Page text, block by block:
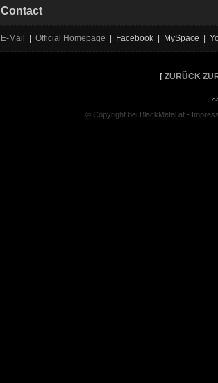
Contact
E-Mail Official Homepage | Facebook | MySpace |
[ ZURÜCK
© Copyright bei BlackMetal.at -